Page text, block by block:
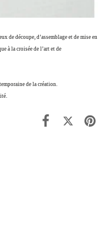
de découpe, d’assemblage et de mise en
à la croisée de l’art et de
de la création.